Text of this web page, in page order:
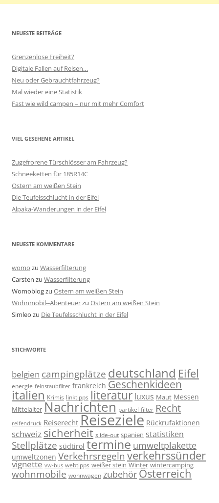
NEUESTE BEITRÄGE
Grenzenlose Freiheit?
Digitale Fallen auf Reisen…
Neu oder Gebrauchtfahrzeug?
Mal wieder eine Statistik
Fast wie wild campen – nur mit mehr Comfort
VIEL GESEHENE ARTIKEL
Zugefrorene Türschlösser am Fahrzeug?
Schneeketten für 185R14C
Ostern am weißen Stein
Die Teufelsschlucht in der Eifel
Alpaka-Wanderungen in der Eifel
NEUESTE KOMMENTARE
womo zu Wasserfilterung
Carsten zu Wasserfilterung
Womoblogzu Ostern am weißen Stein
Wohnmobil--Abenteuerzu Ostern am weißen Stein
Simleo zu Die Teufelsschlucht in der Eifel
STICHWORTE
belgien campingplätze deutschland Eifel
energie feinstaubfilter frankreich Geschenkideen
italien Krimis linktipps literatur luxus Maut Messen
Mittelalter Nachrichten partikel-filter Recht
reifendruck Reiserecht Reiseziele Rückrufaktionen
schweiz sicherheit slide-out spanien statistiken
Stellplätze südtirol termine umweltplakette
umweltzonen Verkehrsregeln verkehrssünder
vignette vw-bus webtipps weißer stein Winter wintercamping
wohnmobile wohnwagen zubehör Österreich